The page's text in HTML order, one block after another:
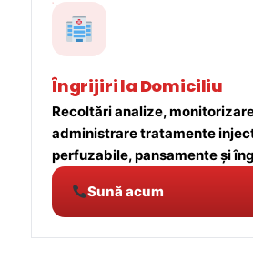
Îngrijiri la Domiciliu
Recoltări analize,
administrare tratamente
perfuzabile, pansamente și
Sună acum